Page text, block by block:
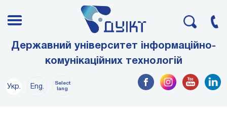
Державний університет інформаційно-
комунікаційних технологій
Укр. Eng.
Select
lang